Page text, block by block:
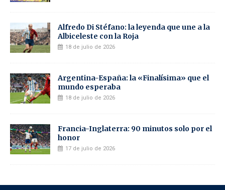
Alfredo Di Stéfano: la leyenda que une a la
Albiceleste con la Roja
18 de julio de 2026
Argentina-España: la «Finalísima» que el
mundo esperaba
18 de julio de 2026
Francia-Inglaterra: 90 minutos solo por el
honor
17 de julio de 2026